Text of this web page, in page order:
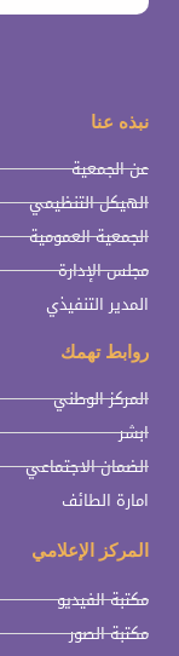
نبذه عنا
عن الجمعية
الهيكل التنظيمي
الجمعية العمومية
مجلس الإدارة
المدير التنفيذي
روابط تهمك
المركز الوطني
ابشر
الضمان الاجتماعي
امارة الطائف
المركز الإعلامي
مكتبة الفيديو
مكتبة الصور